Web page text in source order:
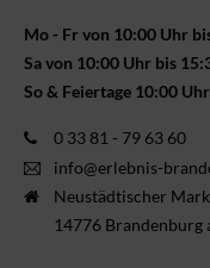
Mo - Fr von 10:00 Uhr
Sa von 10:00 Uhr bis
So & Feiertage 10:00
0 33 81 - 79 63 60
info@erlebnis-
Neustädtischer
14776 Brandenburg